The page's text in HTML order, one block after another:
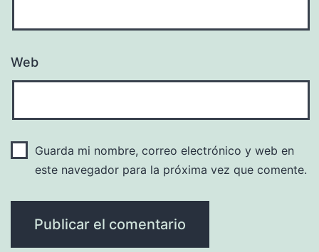
Web
Guarda mi nombre, correo electrónico y web en
este navegador para la próxima vez que comente.